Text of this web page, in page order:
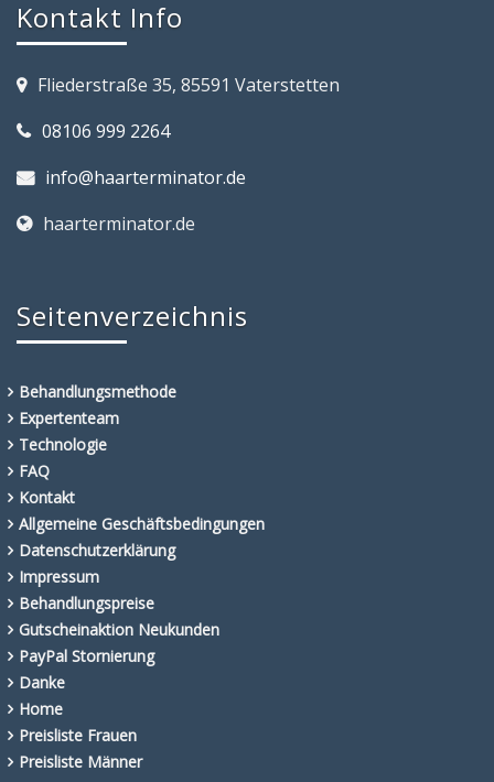
Kontakt Info
Fliederstraße 35, 85591 Vaterstetten
08106 999 2264
info@haarterminator.de
haarterminator.de
Seitenverzeichnis
Behandlungsmethode
Expertenteam
Technologie
FAQ
Kontakt
Allgemeine Geschäftsbedingungen
Datenschutzerklärung
Impressum
Behandlungspreise
Gutscheinaktion Neukunden
PayPal Stornierung
Danke
Home
Preisliste Frauen
Preisliste Männer